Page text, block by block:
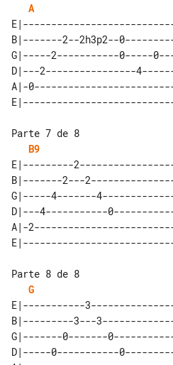
A
B|-------2--2h3p2--
G|-----2-----------0-----
D|---2----------------
A|-
Parte 7 de 8
B9
E|---------
B|-------2---
G|-----4-------
D|---4-----------
A|-
Parte 8 de 8
G
E|-----------
B|---------3---
G|-------0-------
D|-----0-----------